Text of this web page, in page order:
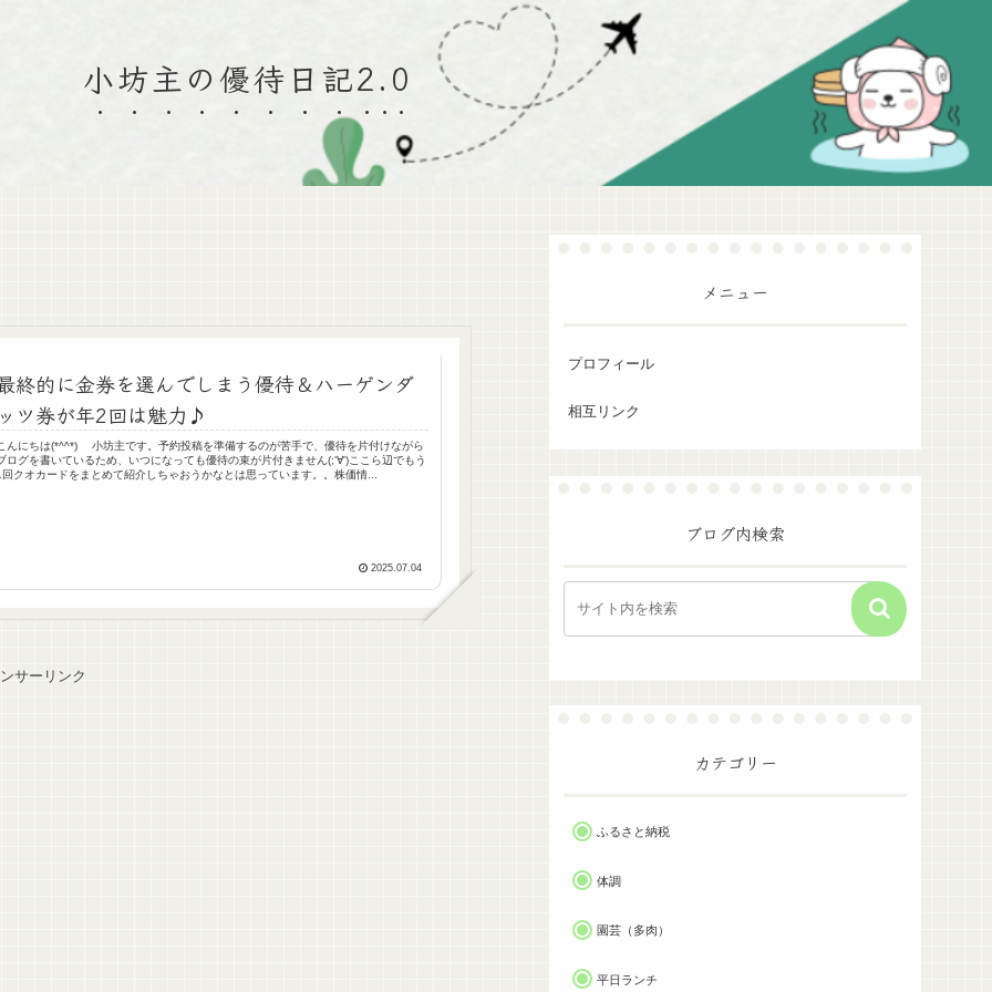
小坊主の優待日記2.0
終的に金券を選んでしまう優待＆ハーゲンダ
ツ券が年2回は魅力♪
んにちは(*^^*) 小坊主です。予約投稿を準備するのが苦手で、優待を片付けながら
ログを書いているため、いつになっても優待の束が片付きません(;'∀')ここら辺でもう
クオカードをまとめて紹介しちゃおうかなとは思っています。。株価情...
2025.07.04
サーリンク
メニュー
プロフィール
相互リンク
ブログ内検索
カテゴリー
ふるさと納税
体調
園芸（多肉）
平日ランチ